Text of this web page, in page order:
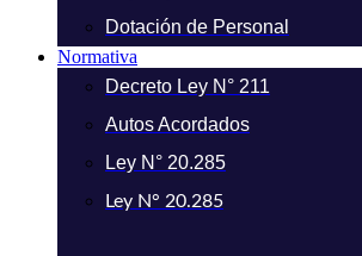
Dotación de Personal
Normativa
Decreto Ley N° 211
Autos Acordados
Ley N° 20.285
Ley N° 20.285